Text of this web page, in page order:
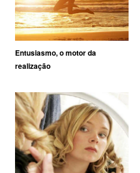
Entusiasmo, o motor da
realização